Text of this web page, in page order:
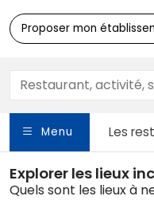
Proposer mon
Menu Les
Explorer les lieux
Quels sont les lieux à